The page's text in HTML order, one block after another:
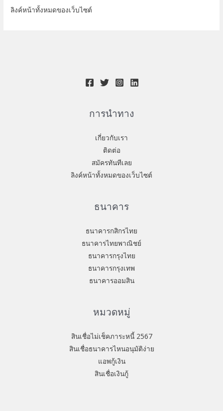
ลิงค์หน้าทั้งหมดของเว็บไซต์
การนำทาง
เกี่ยวกับเรา
ติดต่อ
สมัครทันทีเลย
ลิงค์หน้าทั้งหมดของเว็บไซต์
ธนาคาร
ธนาคารกสิกรไทย
ธนาคารไทยพาณิชย์
ธนาคารกรุงไทย
ธนาคารกรุงเทพ
ธนาคารออมสิน
หมวดหมู่
สินเชื่อไม่เช็คภาระหนี้ 2567
สินเชื่อธนาคารไหนอนุมัติง่าย
แอพกู้เงิน
สินเชื่อเงินกู้